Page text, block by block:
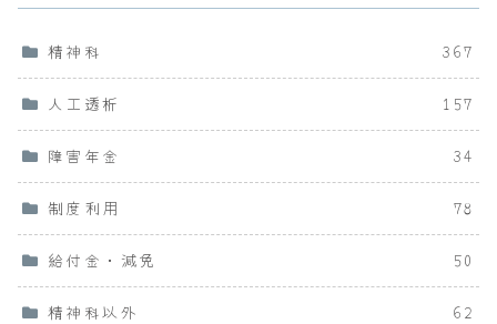
精神科 367
人工透析 157
障害年金 34
制度利用 78
給付金・減免 50
精神科以外 62